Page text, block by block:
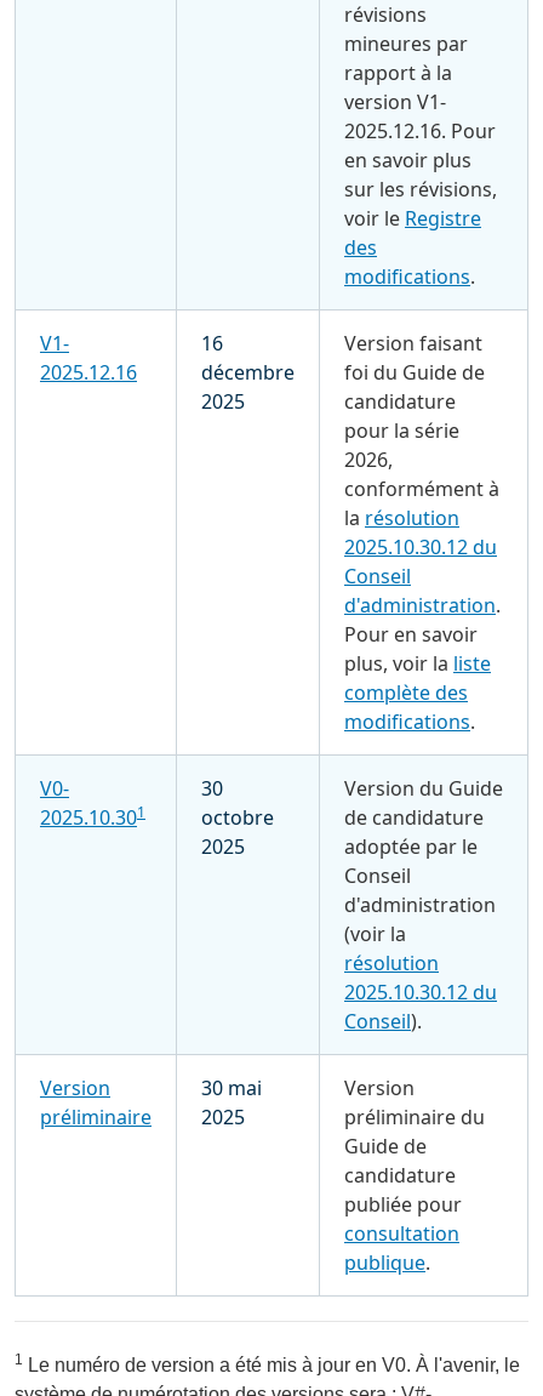
révisions
mineures par
rapport à la
version V1-
2025.12.16. Pour
en savoir plus
sur les révisions,
voir le Registre
des
modifications.
V1-
2025.12.16
16
décembre
2025
Version faisant
foi du Guide de
candidature
pour la série
2026,
conformément à
la résolution
2025.10.30.12 du
Conseil
d'administration.
Pour en savoir
plus, voir la liste
complète des
modifications.
V0-
2025.10.301
30
octobre
2025
Version du Guide
de candidature
adoptée par le
Conseil
d'administration
(voir la
résolution
2025.10.30.12 du
Conseil).
Version
préliminaire
30 mai
2025
Version
préliminaire du
Guide de
candidature
publiée pour
consultation
publique.
1
Le numéro de version a été mis à jour en V0. À l'avenir, le